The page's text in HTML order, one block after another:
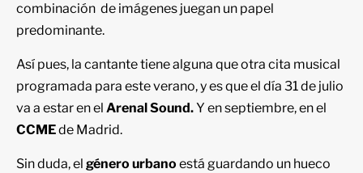
combinación de imágenes juegan un papel
predominante.
Así pues, la cantante tiene alguna que otra cita musical
programada para este verano, y es que el día 31 de julio
va a estar en el Arenal Sound.Y en septiembre, en el
CCMEde Madrid.
Sin duda, el género urbano está guardando un hueco